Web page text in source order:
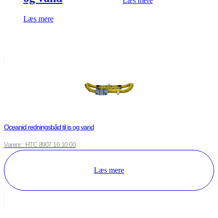
Læs mere
Oceanid redningsbåd til is og vand
Varenr.: HTC 8907.10.10.00
Læs mere